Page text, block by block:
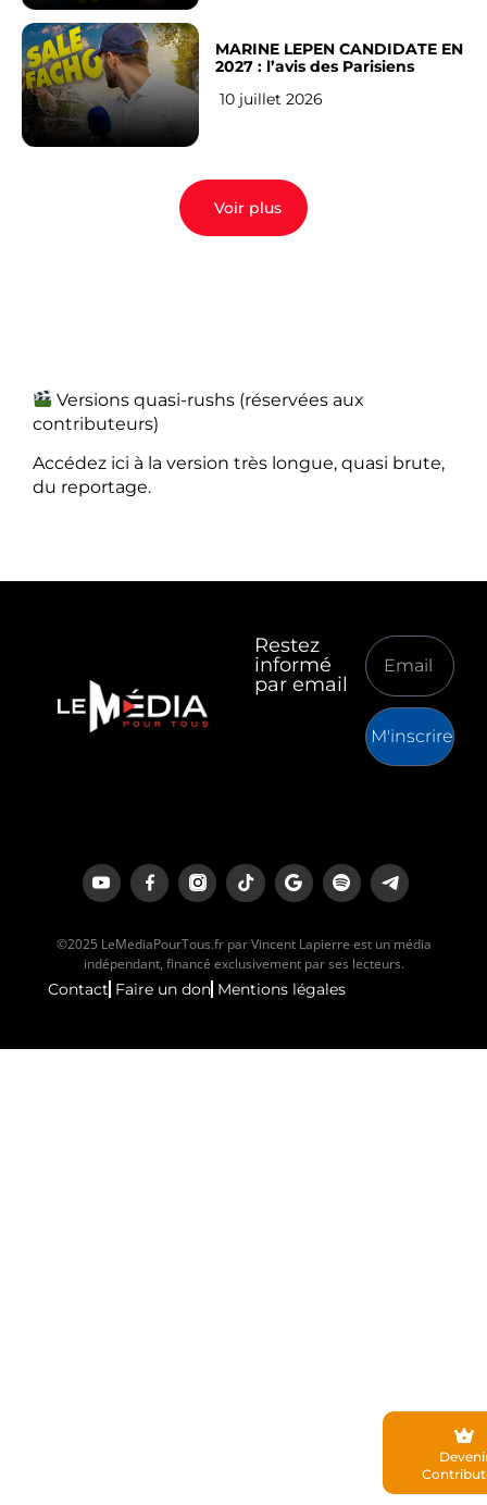
MARINE LEPEN CANDIDATE EN
2027 : l’avis des Parisiens
10 juillet 2026
Voir plus
Versions quasi-rushs (réservées aux
contributeurs)
Accédez ici à la version très longue, quasi brute,
du reportage.
Restez
informé
par email
M'inscrire
©2025 LeMediaPourTous.fr par Vincent Lapierre est un média
indépendant, financé exclusivement par ses lecteurs.
Contact Faire un don Mentions légales